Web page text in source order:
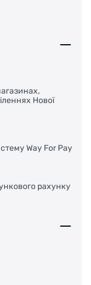
Нової
Way For Pay
рахунку